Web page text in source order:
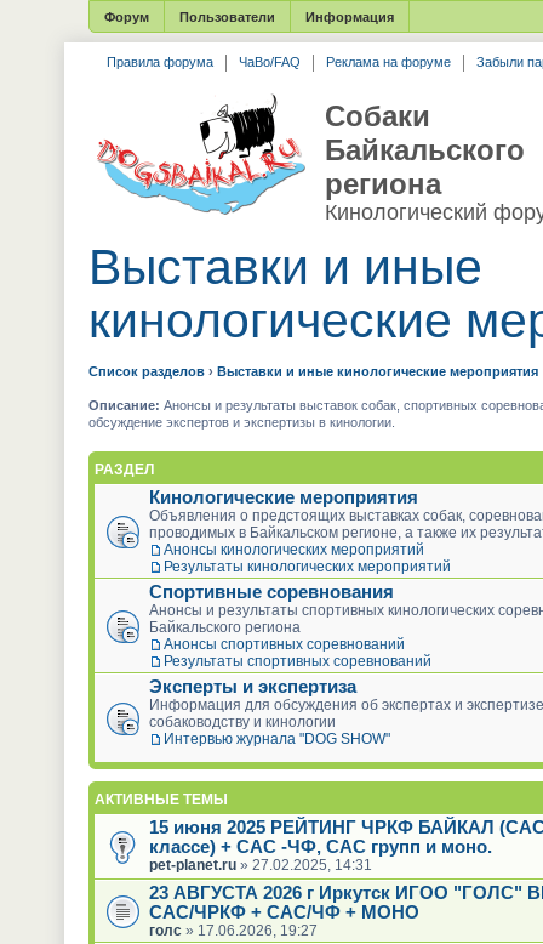
Форум Пользователи Информация
Правила форума ЧаВо/FAQ Реклама на форуме Забыли
Собаки
Байкальского
региона
Кинологический
Выставки и иные
кинологические
Список разделов › Выставки и иные кинологические мероприятия
Описание: Анонсы и результаты выставок собак, спортивных
обсуждение экспертов и экспертизы в кинологии.
РАЗДЕЛ
Кинологические мероприятия
Объявления о предстоящих выставках собак,
проводимых в Байкальском регионе, а также их
Анонсы кинологических мероприятий
Результаты кинологических мероприятий
Спортивные соревнования
Анонсы и результаты спортивных кинологических
Байкальского региона
Анонсы спортивных соревнований
Результаты спортивных соревнований
Эксперты и экспертиза
Информация для обсуждения об экспертах и
собаководству и кинологии
Интервью журнала "DOG SHOW"
АКТИВНЫЕ ТЕМЫ
15 июня 2025 РЕЙТИНГ ЧРКФ БАЙКАЛ
классе) + САС -ЧФ, САС групп и моно.
pet-planet.ru» 27.02.2025, 14:31
23 АВГУСТА 2026 г Иркутск ИГОО "ГОЛС"
САС/ЧРКФ + САС/ЧФ + МОНО
голс» 17.06.2026, 19:27